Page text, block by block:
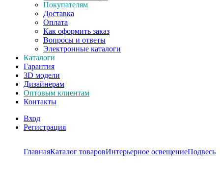
Покупателям
Доставка
Оплата
Как оформить заказ
Вопросы и ответы
Электронные каталоги
Каталоги
Гарантия
3D модели
Дизайнерам
Оптовым клиентам
Контакты
Вход
Регистрация
ГлавнаяКаталог товаровИнтерьерное освещениеПодвесы